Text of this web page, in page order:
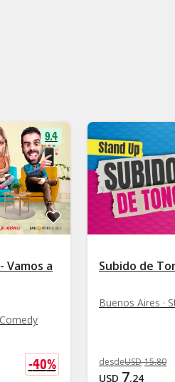
9.4
Vamos a
-40%
Subido de
Buenos Aires ·
desdeUSD 15.80
USD 7.24